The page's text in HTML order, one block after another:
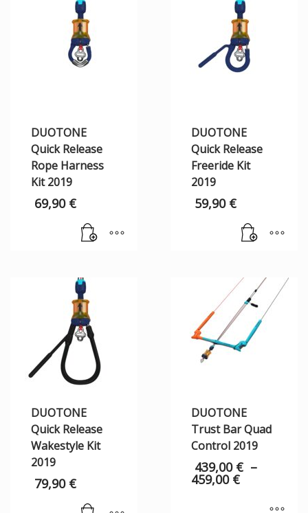
DUOTONE
Quick Release
Rope Harness
Kit 2019
69,90 €
DUOTONE
Quick Release
Freeride Kit
2019
59,90 €
DUOTONE
Quick Release
Wakestyle Kit
2019
79,90 €
DUOTONE
Trust Bar Quad
Control 2019
439,00 € –
459,00 €